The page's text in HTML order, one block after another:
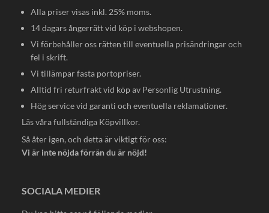
Alla priser visas inkl. 25% moms.
14 dagars ångerrätt vid köp i webshopen.
Vi förbehåller oss rätten till eventuella prisändringar och
fel i skrift.
Vi tillämpar fasta portopriser.
Alltid fri returfrakt vid köp av Personlig Utrustning.
Hög service vid garanti och eventuella reklamationer.
Läs våra fullständiga Köpvillkor.
Så åter igen, och detta är viktigt för oss:
Vi är inte nöjda förrän du är nöjd!
SOCIALA MEDIER